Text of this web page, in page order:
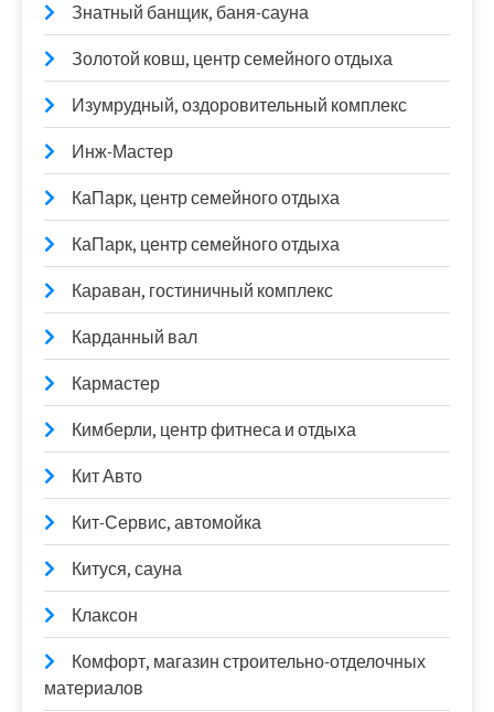
Знатный банщик, баня-сауна
Золотой ковш, центр семейного отдыха
Изумрудный, оздоровительный комплекс
Инж-Мастер
КаПарк, центр семейного отдыха
КаПарк, центр семейного отдыха
Караван, гостиничный комплекс
Карданный вал
Кармастер
Кимберли, центр фитнеса и отдыха
Кит Авто
Кит-Сервис, автомойка
Китуся, сауна
Клаксон
Комфорт, магазин строительно-отделочных
материалов